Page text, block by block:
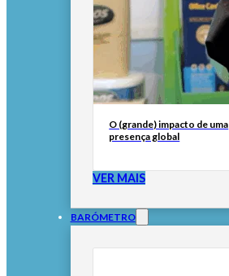
O (grande) impacto de uma
presença global
VER MAIS
BARÓMETRO